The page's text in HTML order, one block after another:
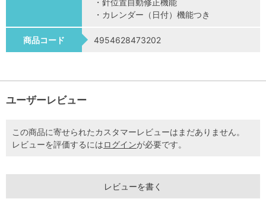
・カレンダー（日付）機能つき
商品コード 4954628473202
ユーザーレビュー
この商品に寄せられたカスタマーレビューはまだありません。
レビューを評価するにはログインが必要です。
レビューを書く